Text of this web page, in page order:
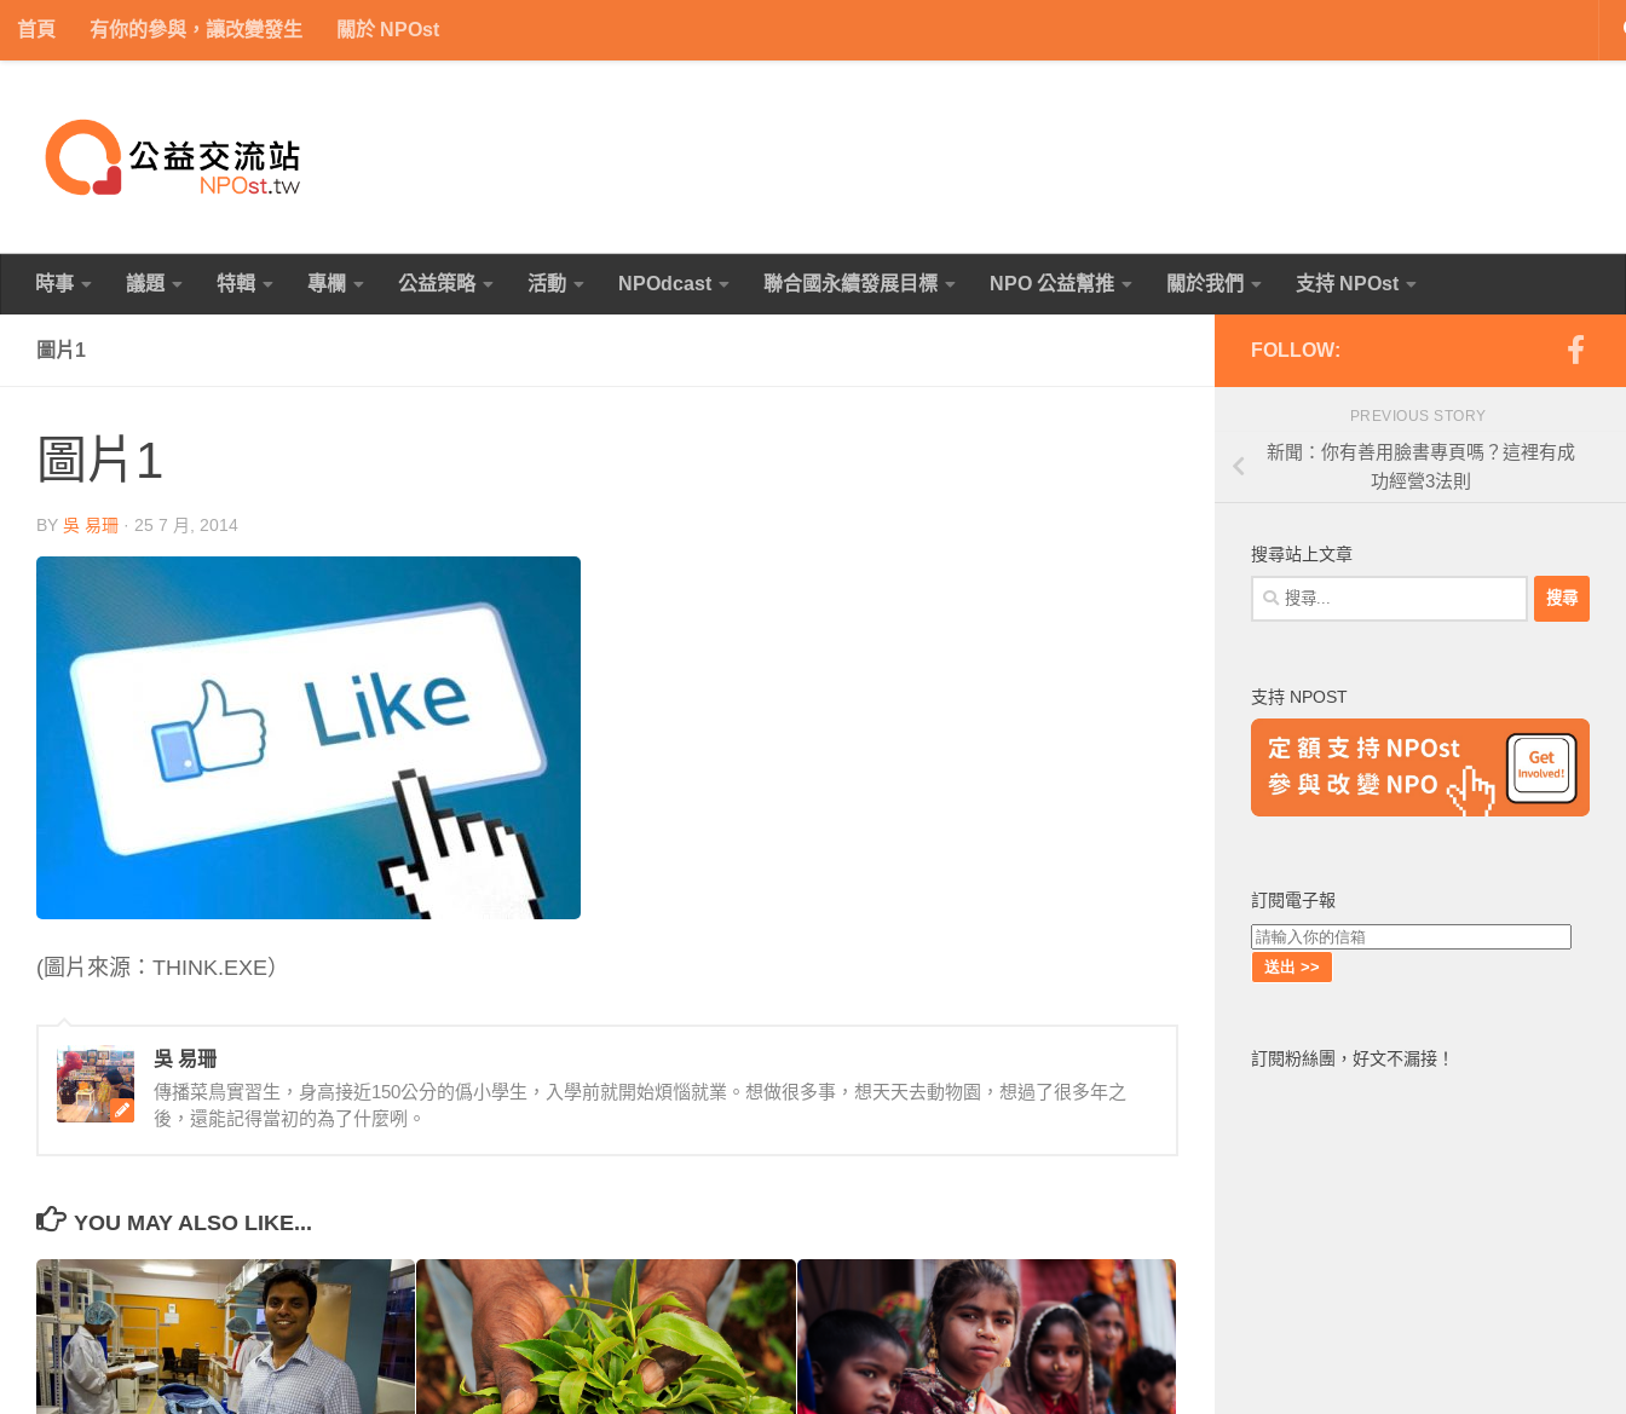
Skip to content
首頁 有你的參與，讓改變發生 關於 NPOst
時事 議題 特輯 專欄 公益策略 活動 NPOdcast 聯合國永續發展目標 NPO 公益幫推 關於我們 支持 NPOst
圖片1
圖片1
BY 吳 易珊 · 25 7 月, 2014
(圖片來源：THINK.EXE）
吳 易珊
傳播菜鳥實習生，身高接近150公分的僞小學生，入學前就開始煩惱就業。想做很多事，想天天去動物園，想過了很多年之
後，還能記得當初的為了什麼咧。
YOU MAY ALSO LIKE...
FOLLOW:
PREVIOUS STORY
新聞：你有善用臉書專頁嗎？這裡有成
功經營3法則
搜尋站上文章
搜
尋
字:
支持 NPOST
訂閱電子報
訂閱粉絲團，好文不漏接！